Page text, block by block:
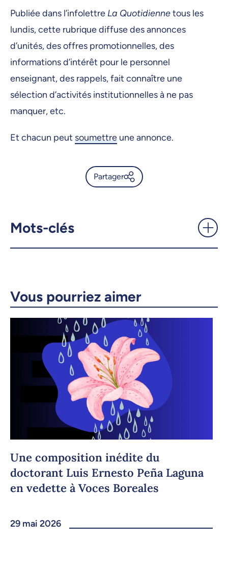
Publiée dans l’infolettre La Quotidiennetous les
lundis, cette rubrique diffuse des annonces
d’unités, des offres promotionnelles, des
informations d’intérêt pour le personnel
enseignant, des rappels, fait connaître une
sélection d’activités institutionnelles à ne pas
manquer, etc.
Et chacun peut soumettre une annonce.
Partager
Copier le lien
Mots-clés
Vous pourriez aimer
Une composition inédite du
doctorant Luis Ernesto Peña Laguna
en vedette à Voces Boreales
29 mai 2026